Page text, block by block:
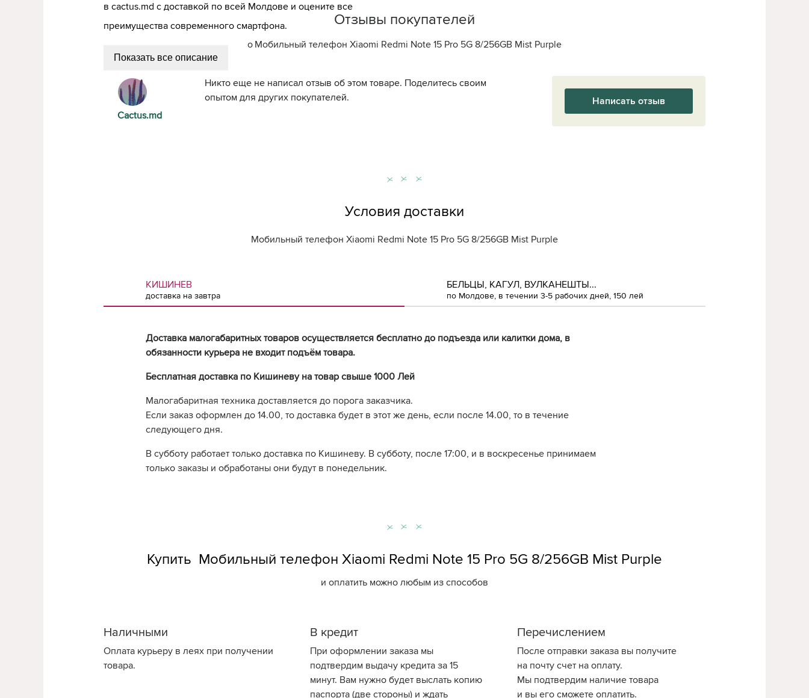
в cactus.md с доставкой по всей Молдове и оцените все
преимущества современного смартфона.
Показать все описание
Отзывы покупателей
о Мобильный телефон Xiaomi Redmi Note 15 Pro 5G 8/256GB Mist Purple
Cactus.md
Никто еще не написал отзыв об этом товаре. Поделитесь своим
опытом для других покупателей.
Написать отзыв
Условия доставки
Мобильный телефон Xiaomi Redmi Note 15 Pro 5G 8/256GB Mist Purple
КИШИНЕВ
доставка на завтра
БЕЛЬЦЫ, КАГУЛ, ВУЛКАНЕШТЫ...
по Молдове, в течении 3-5 рабочих дней, 150 лей
Доставка малогабаритных товаров осуществляется бесплатно до подъезда или калитки дома, в
обязанности курьера не входит подъём товара.
Бесплатная доставка по Кишиневу на товар свыше 1000 Лей
Малогабаритная техника доставляется до порога заказчика.
Если заказ оформлен до 14.00, то доставка будет в этот же день, если после 14.00, то в течение
следующего дня.
В субботу работает только доставка по Кишиневу. В субботу, после 17:00, и в воскресенье принимаем
только заказы и обработаны они будут в понедельник.
Купить Мобильный телефон Xiaomi Redmi Note 15 Pro 5G 8/256GB Mist Purple
и оплатить можно любым из способов
Наличными
Оплата курьеру в леях при получении
товара.
В кредит
При оформлении заказа мы
подтвердим выдачу кредита за 15
минут. Вам нужно будет выслать копию
паспорта (две стороны) и ждать
Перечислением
После отправки заказа вы получите
на почту счет на оплату.
Мы подтвердим наличие товара
и вы его сможете оплатить.